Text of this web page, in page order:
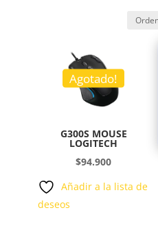
Agotado!
G300S MOUSE
LOGITECH
$94.900
Añadir a la lista de
deseos